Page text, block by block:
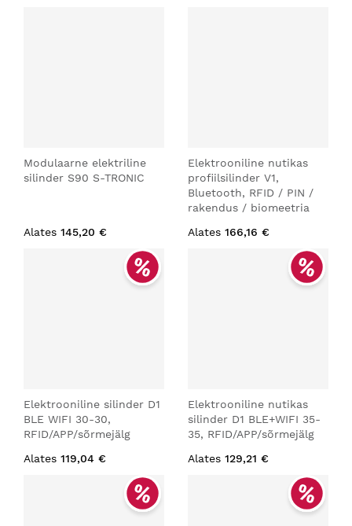
Modulaarne elektriline
silinder S90 S-TRONIC
Alates 145,20 €
Elektrooniline nutikas
profiilsilinder V1,
Bluetooth, RFID / PIN /
rakendus / biomeetria
Alates 166,16 €
Elektrooniline silinder D1
BLE WIFI 30-30,
RFID/APP/sõrmejälg
Alates 119,04 €
Elektrooniline nutikas
silinder D1 BLE+WIFI 35-
35, RFID/APP/sõrmejälg
Alates 129,21 €